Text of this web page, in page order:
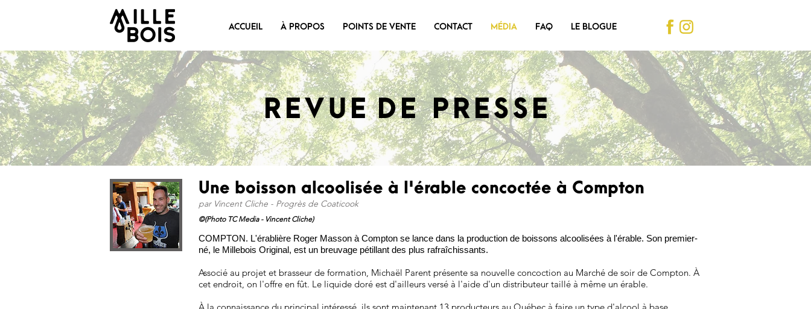
ACCUEIL À PROPOS POINTS DE VENTE CONTACT MÉDIA FAQ LE BLOGUE
REVUE DE PRESSE
Une boisson alcoolisée à l'érable concoctée à Compton
par Vincent Cliche - Progrès de Coaticook
©(Photo TC Media - Vincent Cliche)
COMPTON. L'érablière Roger Masson à Compton se lance dans la production de boissons alcoolisées à l'érable. Son premier-
né, le Millebois Original, est un breuvage pétillant des plus rafraîchissants.
Associé au projet et brasseur de formation, Michaël Parent présente sa nouvelle concoction au Marché de soir de Compton. À
cet endroit, on l'offre en fût. Le liquide doré est d'ailleurs versé à l'aide d'un distributeur taillé à même un érable.